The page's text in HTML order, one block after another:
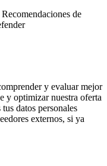
de
y evaluar mejor
y optimizar nuestra oferta
datos personales
externos, si ya